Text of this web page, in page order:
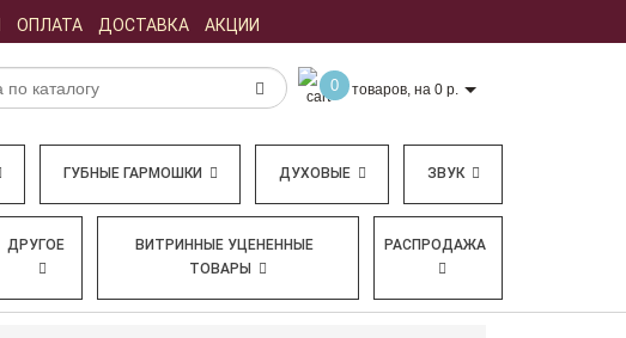
ОПЛАТА ДОСТАВКА АКЦИИ
0 товаров, на 0 р.
ГУБНЫЕ ГАРМОШКИ ДУХОВЫЕ ЗВУК
ДРУГОЕ
ВИТРИННЫЕ УЦЕНЕННЫЕ
ТОВАРЫ
РАСПРОДАЖА